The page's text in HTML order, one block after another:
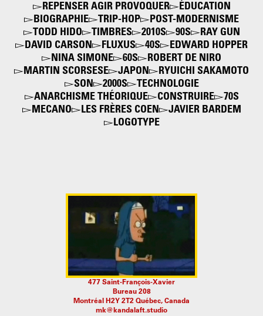
REPENSER AGIR PROVOQUER
ÉDUCATION
BIOGRAPHIE
TRIP-HOP
POST-MODERNISME
TODD HIDO
TIMBRES 2010S 90S
RAY GUN
DAVID CARSON
FLUXUS 40S
EDWARD HOPPER
NINA SIMONE
60S
ROBERT DE NIRO
MARTIN SCORSESE
JAPON
RYUICHI SAKAMOTO
SON
2000S
TECHNOLOGIE
ANARCHISME THÉORIQUE
CONSTRUIRE
70S
MECANO
LES FRÈRES COEN
JAVIER BARDEM
LOGOTYPE
477 Saint-François-Xavier
Bureau 208
Montréal H2Y 2T2 Québec, Canada
mk@kandalaft.studio